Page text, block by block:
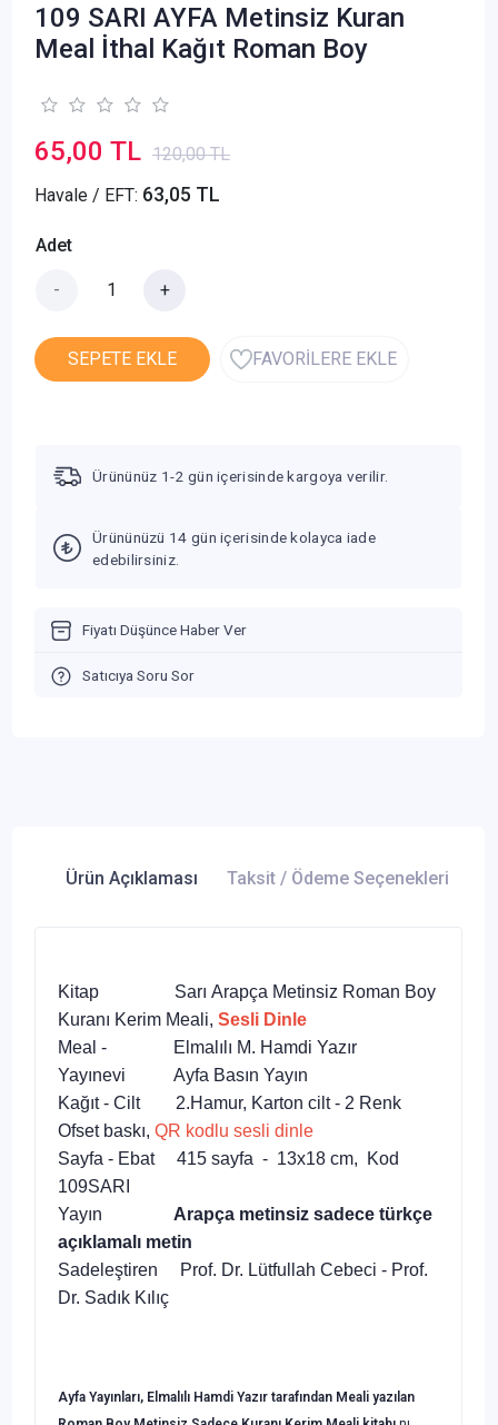
109 SARI AYFA Metinsiz Kuran
Meal İthal Kağıt Roman Boy
65,00 TL 120,00 TL
Havale / EFT: 63,05 TL
Adet
- +
SEPETE EKLE FAVORİLERE EKLE
Ürününüz 1-2 gün içerisinde kargoya verilir.
Ürününüzü 14 gün içerisinde kolayca iade
edebilirsiniz.
Fiyatı Düşünce Haber Ver
Satıcıya Soru Sor
Ürün Açıklaması Taksit / Ödeme Seçenekleri
Kitap Sarı Arapça Metinsiz Roman Boy
Kuranı Kerim Meali, Sesli Dinle
Meal - Elmalılı M. Hamdi Yazır
Yayınevi Ayfa Basın Yayın
Kağıt - Cilt 2.Hamur, Karton cilt - 2 Renk
Ofset baskı, QR kodlu sesli dinle
Sayfa - Ebat 415 sayfa - 13x18 cm, Kod
109SARI
Yayın Arapça metinsiz sadece türkçe
açıklamalı metin
Sadeleştiren Prof. Dr. Lütfullah Cebeci - Prof.
Dr. Sadık Kılıç
Ayfa Yayınları, Elmalılı Hamdi Yazır tarafından Meali yazılan